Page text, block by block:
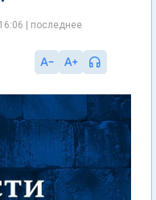
| последнее